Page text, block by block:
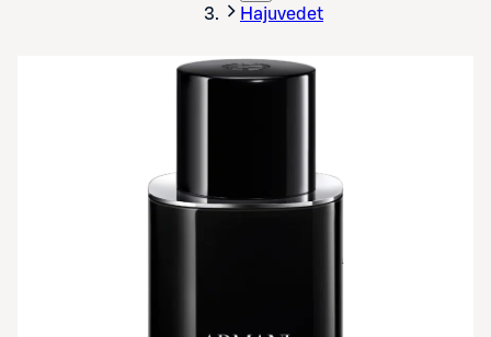
Hajuvedet
Avaa tuotekuva suurennettuna